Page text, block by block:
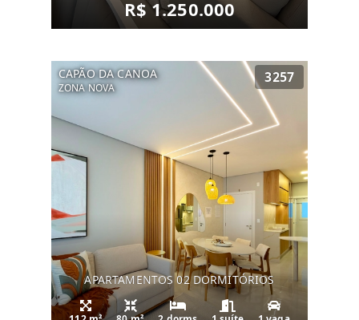
R$ 1.250.000
CAPÃO DA CANOA
ZONA NOVA
3257
APARTAMENTOS 02 DORMITÓRIOS